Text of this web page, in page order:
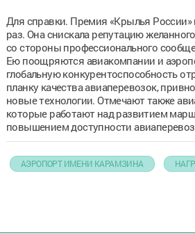
Для справки. Премия «Крылья России»
раз. Она снискала репутацию
со стороны профессионального
Ею поощряются авиакомпании и
глобальную конкурентоспособность
планку качества авиаперевозок,
новые технологии. Отмечают также
которые работают над развитием
повышением доступности
АЭРОПОРТ ИМЕНИ КАРАМЗИНА